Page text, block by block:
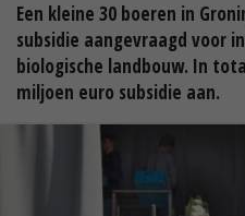
Een kleine 30 boeren in
subsidie aangevraagd voor
biologische landbouw. In
miljoen euro subsidie aan.